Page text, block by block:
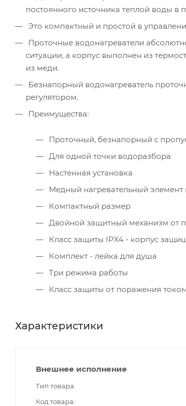
постоянного источника теплой воды в
Это компактный и простой в
Проточные водонагреватели
ситуации, а корпус выполнен из
из меди.
Безнапорный водонагреватель
регулятором.
Преимущества:
Проточный, безнапорный с
Для одной точки водоразбора
Настенная установка
Медный нагревательный элемент
Компактный размер
Двойной защитный механизм от
Класс защиты IPX4 - корпус
Комплект - лейка для душа
Три режима работы
Класс защиты от поражения
Характеристики
Внешнее исполнение
Тип товара
Код товара